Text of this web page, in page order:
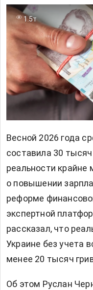
1.5т
Весной 2026 года
составила 30
реальности крайне
о повышении
реформе
экспертной
рассказал, что
Украине без учета
менее 20 тысяч
Об этом Руслан